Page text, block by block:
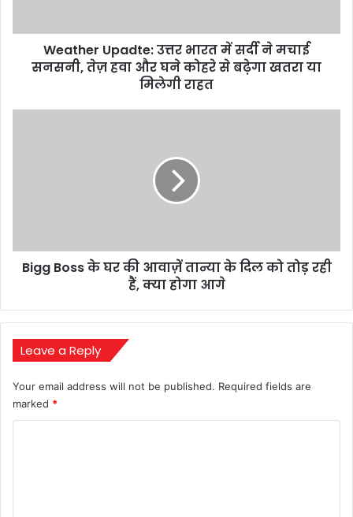
सनसनी,
कोहरे
Weather Upadte: उत्तर भारत में सर्दी ने मचाई
सनसनी, तेज़ हवा और घने कोहरे से बढ़ेगा खतरा या
मिलेगी राहत
दिल
हैं,
होगा
आगे
Bigg Boss के घर की आवाज़ें तान्या के दिल को तोड़ रही
हैं, क्या होगा आगे
Leave a Reply
Your email address will not be published. Required fields are
marked *